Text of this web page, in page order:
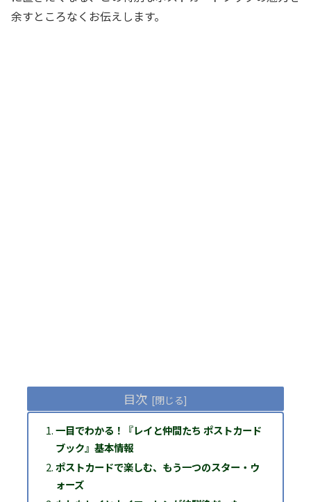
余すところなくお伝えします。
目次
一目でわかる！『レイと仲間たち ポストカード
ブック』基本情報
ポストカードで楽しむ、もう一つのスター・ウ
ォーズ